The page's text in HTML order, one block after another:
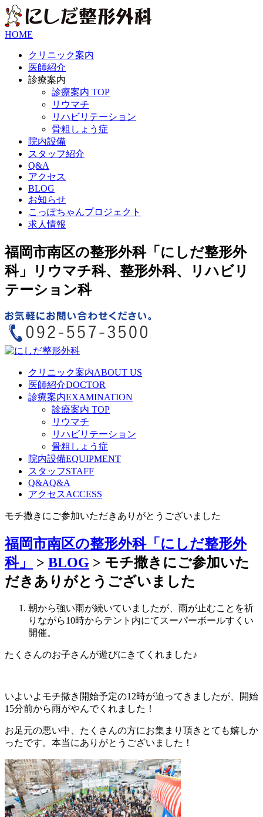
HOME
クリニック案内
医師紹介
診療案内
診療案内 TOP
リウマチ
リハビリテーション
骨粗しょう症
院内設備
スタッフ紹介
Q&A
アクセス
BLOG
お知らせ
こっぽちゃんプロジェクト
求人情報
福岡市南区の整形外科「にしだ整形外
科」リウマチ科、整形外科、リハビリ
テーション科
クリニック案内ABOUT US
医師紹介DOCTOR
診療案内EXAMINATION
診療案内 TOP
リウマチ
リハビリテーション
骨粗しょう症
院内設備EQUIPMENT
スタッフSTAFF
Q&AQ&A
アクセスACCESS
モチ撒きにご参加いただきありがとうございました
福岡市南区の整形外科「にしだ整形外
科」
> BLOG > モチ撒きにご参加いた
だきありがとうございました
朝から強い雨が続いていましたが、雨が止むことを祈
りながら10時からテント内にてスーパーボールすくい
開催。
たくさんのお子さんが遊びにきてくれました♪
いよいよモチ撒き開始予定の12時が迫ってきましたが、開始
15分前から雨がやんでくれました！
お足元の悪い中、たくさんの方にお集まり頂きとても嬉しか
ったです。本当にありがとうございました！